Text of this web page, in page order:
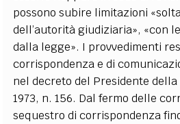
possono subire limitazioni
dell’autorità giudiziaria», «con
dalla legge». I provvedimenti
corrispondenza e di
nel decreto del Presidente
1973, n. 156. Dal fermo delle
sequestro di corrispondenza